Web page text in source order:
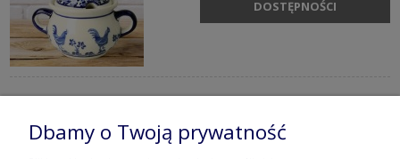
DOSTĘPNOŚCI
Taca dł. 33,4 cm Bolesławiec GU1282DEK1149
Dbamy o Twoją prywatność